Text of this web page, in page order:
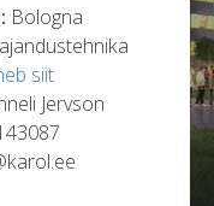
Bologna
siit
Jervson